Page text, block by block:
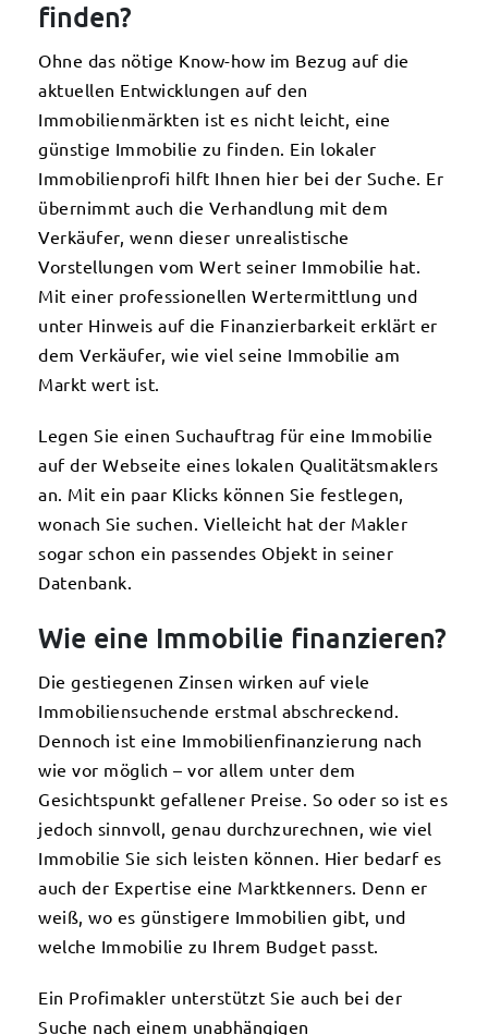
finden?
Ohne das nötige Know-how im Bezug auf die
aktuellen Entwicklungen auf den
Immobilienmärkten ist es nicht leicht, eine
günstige Immobilie zu finden. Ein lokaler
Immobilienprofi hilft Ihnen hier bei der Suche. Er
übernimmt auch die Verhandlung mit dem
Verkäufer, wenn dieser unrealistische
Vorstellungen vom Wert seiner Immobilie hat.
Mit einer professionellen Wertermittlung und
unter Hinweis auf die Finanzierbarkeit erklärt er
dem Verkäufer, wie viel seine Immobilie am
Markt wert ist.
Legen Sie einen Suchauftrag für eine Immobilie
auf der Webseite eines lokalen Qualitätsmaklers
an. Mit ein paar Klicks können Sie festlegen,
wonach Sie suchen. Vielleicht hat der Makler
sogar schon ein passendes Objekt in seiner
Datenbank.
Wie eine Immobilie finanzieren?
Die gestiegenen Zinsen wirken auf viele
Immobiliensuchende erstmal abschreckend.
Dennoch ist eine Immobilienfinanzierung nach
wie vor möglich – vor allem unter dem
Gesichtspunkt gefallener Preise. So oder so ist es
jedoch sinnvoll, genau durchzurechnen, wie viel
Immobilie Sie sich leisten können. Hier bedarf es
auch der Expertise eine Marktkenners. Denn er
weiß, wo es günstigere Immobilien gibt, und
welche Immobilie zu Ihrem Budget passt.
Ein Profimakler unterstützt Sie auch bei der
Suche nach einem unabhängigen